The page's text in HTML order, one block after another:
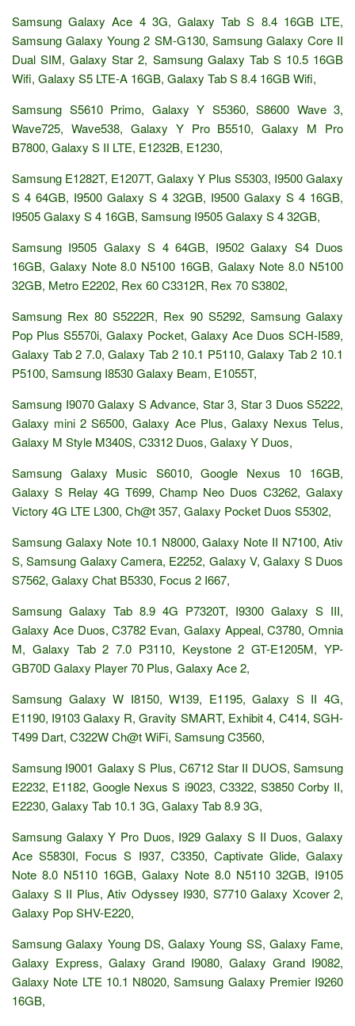
Samsung Galaxy Ace 4 3G, Galaxy Tab S 8.4 16GB LTE,
Samsung Galaxy Young 2 SM-G130, Samsung Galaxy Core II
Dual SIM, Galaxy Star 2, Samsung Galaxy Tab S 10.5 16GB
Wifi, Galaxy S5 LTE-A 16GB, Galaxy Tab S 8.4 16GB Wifi,
Samsung S5610 Primo, Galaxy Y S5360, S8600 Wave 3,
Wave725, Wave538, Galaxy Y Pro B5510, Galaxy M Pro
B7800, Galaxy S II LTE, E1232B, E1230,
Samsung E1282T, E1207T, Galaxy Y Plus S5303, I9500 Galaxy
S 4 64GB, I9500 Galaxy S 4 32GB, I9500 Galaxy S 4 16GB,
I9505 Galaxy S 4 16GB, Samsung I9505 Galaxy S 4 32GB,
Samsung I9505 Galaxy S 4 64GB, I9502 Galaxy S4 Duos
16GB, Galaxy Note 8.0 N5100 16GB, Galaxy Note 8.0 N5100
32GB, Metro E2202, Rex 60 C3312R, Rex 70 S3802,
Samsung Rex 80 S5222R, Rex 90 S5292, Samsung Galaxy
Pop Plus S5570i, Galaxy Pocket, Galaxy Ace Duos SCH-I589,
Galaxy Tab 2 7.0, Galaxy Tab 2 10.1 P5110, Galaxy Tab 2 10.1
P5100, Samsung I8530 Galaxy Beam, E1055T,
Samsung I9070 Galaxy S Advance, Star 3, Star 3 Duos S5222,
Galaxy mini 2 S6500, Galaxy Ace Plus, Galaxy Nexus Telus,
Galaxy M Style M340S, C3312 Duos, Galaxy Y Duos,
Samsung Galaxy Music S6010, Google Nexus 10 16GB,
Galaxy S Relay 4G T699, Champ Neo Duos C3262, Galaxy
Victory 4G LTE L300, Ch@t 357, Galaxy Pocket Duos S5302,
Samsung Galaxy Note 10.1 N8000, Galaxy Note II N7100, Ativ
S, Samsung Galaxy Camera, E2252, Galaxy V, Galaxy S Duos
S7562, Galaxy Chat B5330, Focus 2 I667,
Samsung Galaxy Tab 8.9 4G P7320T, I9300 Galaxy S III,
Galaxy Ace Duos, C3782 Evan, Galaxy Appeal, C3780, Omnia
M, Galaxy Tab 2 7.0 P3110, Keystone 2 GT-E1205M, YP-
GB70D Galaxy Player 70 Plus, Galaxy Ace 2,
Samsung Galaxy W I8150, W139, E1195, Galaxy S II 4G,
E1190, I9103 Galaxy R, Gravity SMART, Exhibit 4, C414, SGH-
T499 Dart, C322W Ch@t WiFi, Samsung C3560,
Samsung I9001 Galaxy S Plus, C6712 Star II DUOS, Samsung
E2232, E1182, Google Nexus S i9023, C3322, S3850 Corby II,
E2230, Galaxy Tab 10.1 3G, Galaxy Tab 8.9 3G,
Samsung Galaxy Y Pro Duos, I929 Galaxy S II Duos, Galaxy
Ace S5830I, Focus S I937, C3350, Captivate Glide, Galaxy
Note 8.0 N5110 16GB, Galaxy Note 8.0 N5110 32GB, I9105
Galaxy S II Plus, Ativ Odyssey I930, S7710 Galaxy Xcover 2,
Galaxy Pop SHV-E220,
Samsung Galaxy Young DS, Galaxy Young SS, Galaxy Fame,
Galaxy Express, Galaxy Grand I9080, Galaxy Grand I9082,
Galaxy Note LTE 10.1 N8020, Samsung Galaxy Premier I9260
16GB,